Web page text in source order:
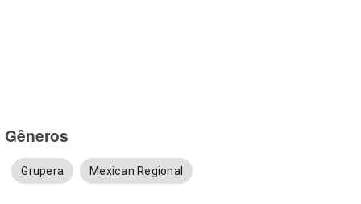
Gêneros
Grupera Mexican Regional